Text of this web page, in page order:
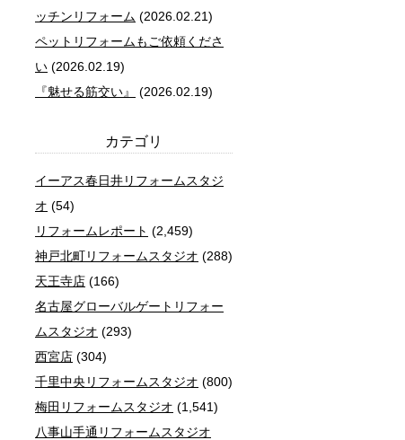
ッチンリフォーム (2026.02.21)
ペットリフォームもご依頼くださ
い (2026.02.19)
『魅せる筋交い』
(2026.02.19)
カテゴリ
イーアス春日井リフォームスタジ
オ (54)
リフォームレポート (2,459)
神戸北町リフォームスタジオ (288)
天王寺店 (166)
名古屋グローバルゲートリフォー
ムスタジオ (293)
西宮店 (304)
千里中央リフォームスタジオ (800)
梅田リフォームスタジオ (1,541)
八事山手通リフォームスタジオ